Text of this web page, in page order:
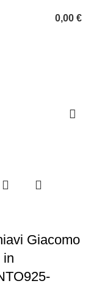
0,00 €
Giacomo
in